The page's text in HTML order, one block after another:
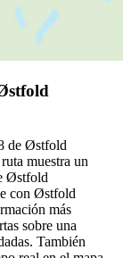
de Østfold
muestra un
Østfold
con Østfold
más
sobre una
También